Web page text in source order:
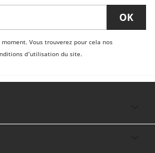
Vous trouverez pour cela nos
d'utilisation du site.